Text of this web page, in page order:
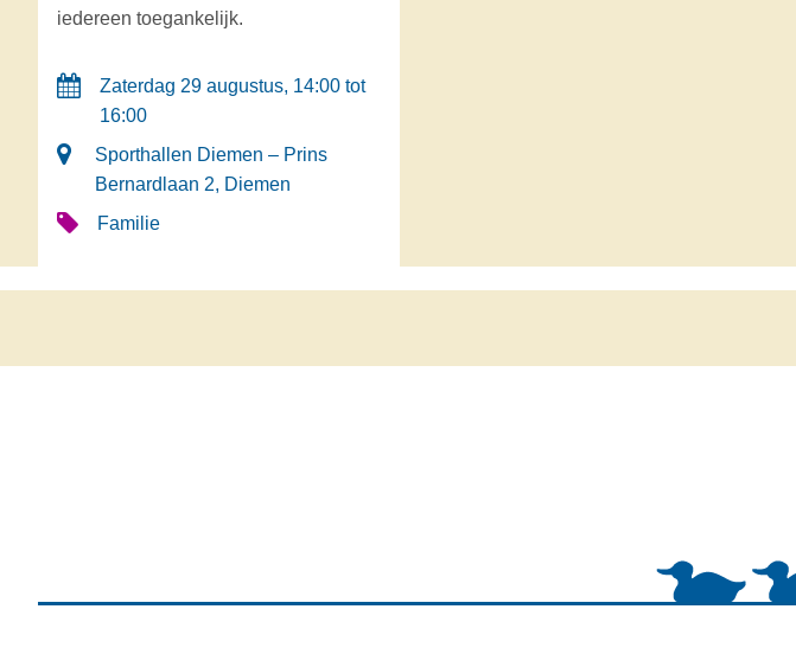
iedereen toegankelijk.
Zaterdag 29 augustus, 14:00 tot
16:00
Sporthallen Diemen – Prins
Bernardlaan 2, Diemen
Familie